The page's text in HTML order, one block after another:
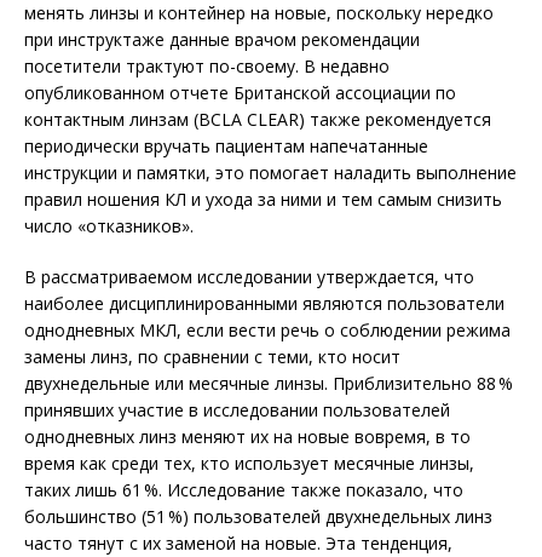
менять линзы и контейнер на новые, поскольку нередко
при инструктаже данные врачом рекомендации
посетители трактуют по-своему. В недавно
опубликованном отчете Британской ассоциации по
контактным линзам (BCLA CLEAR) также рекомендуется
периодически вручать пациентам напечатанные
инструкции и памятки, это помогает наладить выполнение
правил ношения КЛ и ухода за ними и тем самым снизить
число «отказников».
В рассматриваемом исследовании утверж­дается, что
наиболее дисциплинированными являются пользователи
однодневных МКЛ, если вести речь о соблюдении режима
замены линз, по сравнении с теми, кто носит
двухнедельные или месячные линзы. Приблизительно 88 %
принявших участие в исследовании пользователей
однодневных линз меняют их на новые вовремя, в то
время как среди тех, кто использует месячные линзы,
таких лишь 61 %. Исследование также показало, что
большинство (51 %) пользователей двухнедельных линз
часто тянут с их заменой на новые. Эта тенденция,